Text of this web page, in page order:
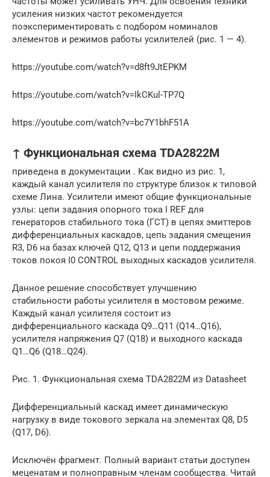
усиления низких частот рекомендуется
поэкспериментировать с подбором номиналов
элементов и режимов работы усилителей (рис. 1 — 4).
https://youtube.com/watch?v=d8ft9JtEPKM
https://youtube.com/watch?v=IkCKul-TP7Q
https://youtube.com/watch?v=bc7Y1bhF51A
↑ Функциональная схема TDA2822M
приведена в документации . Как видно из рис. 1,
каждый канал усилителя по структуре близок к типовой
схеме Лина. Усилители имеют общие функциональные
узлы: цепи задания опорного тока I REF для
генераторов стабильного тока (ГСТ) в цепях эмиттеров
дифференциальных каскадов, цепь задания смещения
R3, D6 на базах ключей Q12, Q13 и цепи поддержания
токов покоя I0 CONTROL выходных каскадов усилителя.
Данное решение способствует улучшению
стабильности работы усилителя в мостовом режиме.
Каждый канал усилителя состоит из
дифференциального каскада Q9…Q11 (Q14…Q16),
усилителя напряжения Q7 (Q18) и выходного каскада
Q1…Q6 (Q18…Q24).
Рис. 1. Функциональная схема TDA2822M из Datasheet
Дифференциальный каскад имеет динамическую
нагрузку в виде токового зеркала на элементах Q8, D5
(Q17, D6).
Исключён фрагмент. Полный вариант статьи доступен
меценатам и полноправным членам сообщества. Читай